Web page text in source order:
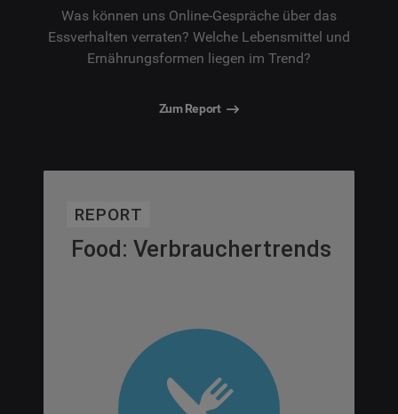
Was können uns Online-Gespräche über das
Essverhalten verraten? Welche Lebensmittel und
Ernährungsformen liegen im Trend?
Zum Report